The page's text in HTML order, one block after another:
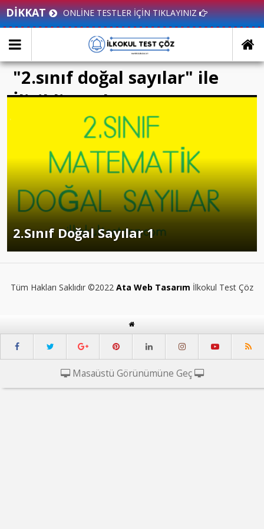
DİKKAT ONLİNE TESTLER İÇİN TIKLAYINIZ
"2.sınıf doğal sayılar" ile
İlişikli yazılar
2.Sınıf Doğal Sayılar 1
Tüm Hakları Saklıdır ©2022 Ata Web Tasarım İlkokul Test Çöz
Masaüstü Görünümüne Geç